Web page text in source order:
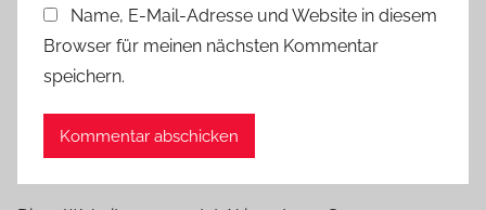
Name, E-Mail-Adresse und Website in diesem
Browser für meinen nächsten Kommentar
speichern.